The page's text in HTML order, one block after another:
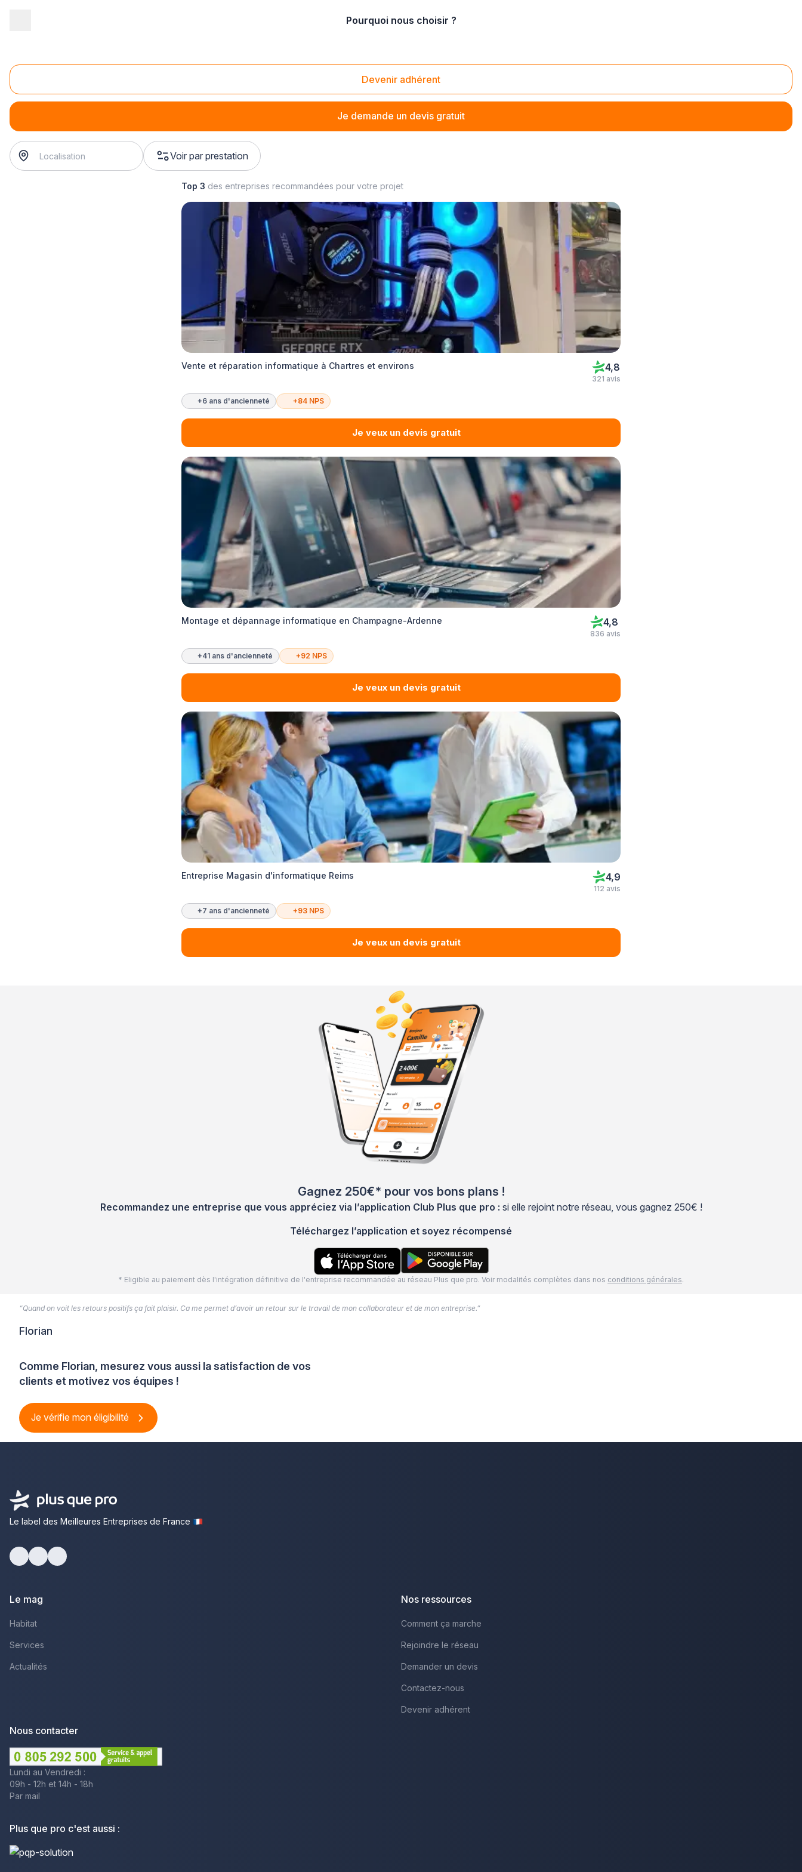
Pourquoi nous choisir ?
Devenir adhérent
Je demande un devis gratuit
Vente de composants informatiques
Vente de composants informatiques
Voir par prestation
Top 3 des entreprises recommandées pour votre projet
Vente et réparation informatique à Chartres et environs 4,8
321 avis
+6 ans d'ancienneté +84 NPS
Je veux un devis gratuit
Montage et dépannage informatique en Champagne-Ardenne 4,8
836 avis
+41 ans d'ancienneté +92 NPS
Je veux un devis gratuit
Entreprise Magasin d'informatique Reims 4,9
112 avis
+7 ans d'ancienneté +93 NPS
Je veux un devis gratuit
Gagnez 250€* pour vos bons plans !
Recommandez une entreprise que vous appréciez via l’application Club Plus que pro : si elle rejoint notre réseau, vous gagnez 250€ !
Téléchargez l’application et soyez récompensé
* Eligible au paiement dès l'intégration définitive de l'entreprise recommandée au réseau Plus que pro. Voir modalités complètes dans nos conditions générales.
Comme Florian, mesurez vous aussi la satisfaction de vos
clients et motivez vos équipes !
Je vérifie mon éligibilité
“Quand on voit les retours positifs ça fait plaisir. Ca me permet d’avoir un retour sur le travail de mon collaborateur et de mon entreprise.”
Florian
Le label des Meilleures Entreprises de France
Le mag
Habitat
Services
Actualités
Nos ressources
Comment ça marche
Rejoindre le réseau
Demander un devis
Contactez-nous
Devenir adhérent
Nous contacter
Lundi au Vendredi :
09h - 12h et 14h - 18h
Par mail
Plus que pro c'est aussi :